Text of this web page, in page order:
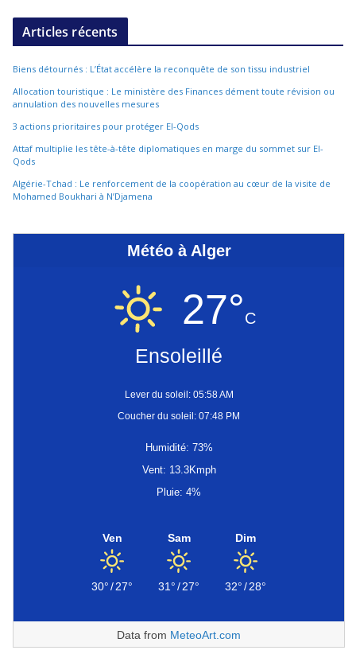
Articles récents
Biens détournés : L’État accélère la reconquête de son tissu industriel
Allocation touristique : Le ministère des Finances dément toute révision ou
annulation des nouvelles mesures
3 actions prioritaires pour protéger El-Qods
Attaf multiplie les tête-à-tête diplomatiques en marge du sommet sur El-
Qods
Algérie-Tchad : Le renforcement de la coopération au cœur de la visite de
Mohamed Boukhari à N’Djamena
Météo à Alger
27°C
Ensoleillé
Lever du soleil: 05:58 AM
Coucher du soleil: 07:48 PM
Humidité: 73%
Vent: 13.3Kmph
Pluie: 4%
Ven
30°/27°
Sam
31°/27°
Dim
32°/28°
Data from MeteoArt.com